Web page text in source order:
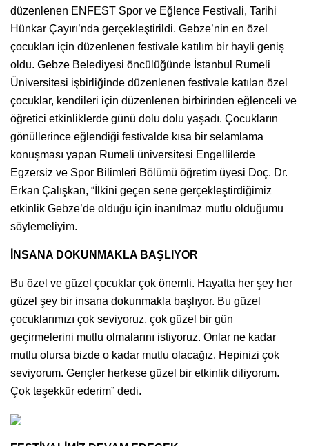
düzenlenen ENFEST Spor ve Eğlence Festivali, Tarihi
Hünkar Çayırı’nda gerçekleştirildi. Gebze’nin en özel
çocukları için düzenlenen festivale katılım bir hayli geniş
oldu. Gebze Belediyesi öncülüğünde İstanbul Rumeli
Üniversitesi işbirliğinde düzenlenen festivale katılan özel
çocuklar, kendileri için düzenlenen birbirinden eğlenceli ve
öğretici etkinliklerde günü dolu dolu yaşadı. Çocukların
gönüllerince eğlendiği festivalde kısa bir selamlama
konuşması yapan Rumeli üniversitesi Engellilerde
Egzersiz ve Spor Bilimleri Bölümü öğretim üyesi Doç. Dr.
Erkan Çalışkan, “İlkini geçen sene gerçekleştirdiğimiz
etkinlik Gebze’de olduğu için inanılmaz mutlu olduğumu
söylemeliyim.
İNSANA DOKUNMAKLA BAŞLIYOR
Bu özel ve güzel çocuklar çok önemli. Hayatta her şey her
güzel şey bir insana dokunmakla başlıyor. Bu güzel
çocuklarımızı çok seviyoruz, çok güzel bir gün
geçirmelerini mutlu olmalarını istiyoruz. Onlar ne kadar
mutlu olursa bizde o kadar mutlu olacağız. Hepinizi çok
seviyorum. Gençler herkese güzel bir etkinlik diliyorum.
Çok teşekkür ederim” dedi.